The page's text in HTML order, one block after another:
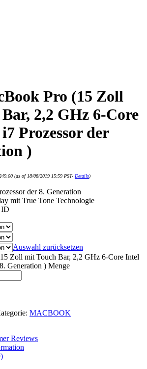
Pro (15 Zoll
2,2 GHz 6‑Core
Prozessor der
)
(as of 18/08/2019 15:59 PST- Details)
der 8. Generation
mit True Tone Technologie
ID
Auswahl zurücksetzen
Zoll mit Touch Bar, 2,2 GHz 6‑Core Intel
Generation ) Menge
MACBOOK
Reviews